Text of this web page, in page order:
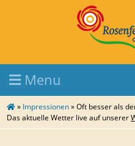
Menu
» Impressionen»Oft besser als
Das aktuelle Wetter live auf unserer